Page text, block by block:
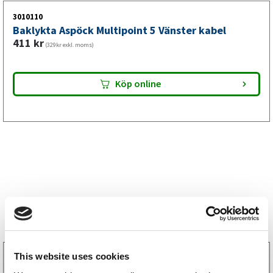
This website uses cookies
3010110
Baklykta Aspöck Multipoint 5 Vänster kabel
411 kr (329kr exkl. moms)
Köp online
3160052